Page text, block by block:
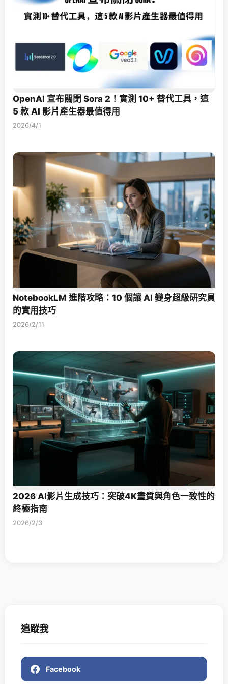
OpenAI 宣布關閉 Sora 2！實測 10+ 替代工具，這
5 款 AI 影片產生器最值得用
2026/4/1
NotebookLM 進階攻略：10 個讓 AI 變身超級研究員
的實用技巧
2026/2/11
2026 AI影片生成技巧：突破4K畫質與角色一致性的
終極指南
2026/2/3
追蹤我
Facebook